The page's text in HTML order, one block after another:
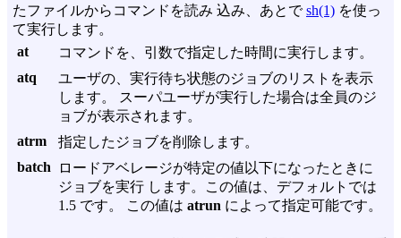
たファイルからコマンドを読み 込み、あとでsh(1) を使っ
て実行します。
at
コマンドを、引数で指定した時間に実行します。
atq
ユーザの、実行待ち状態のジョブのリストを表示
します。 スーパユーザが実行した場合は全員のジ
ョブが表示されます。
atrm
指定したジョブを削除します。
batch
ロードアベレージが特定の値以下になったときに
ジョブを実行 します。この値は、デフォルトでは
1.5 です。 この値は atrun によって指定可能です。